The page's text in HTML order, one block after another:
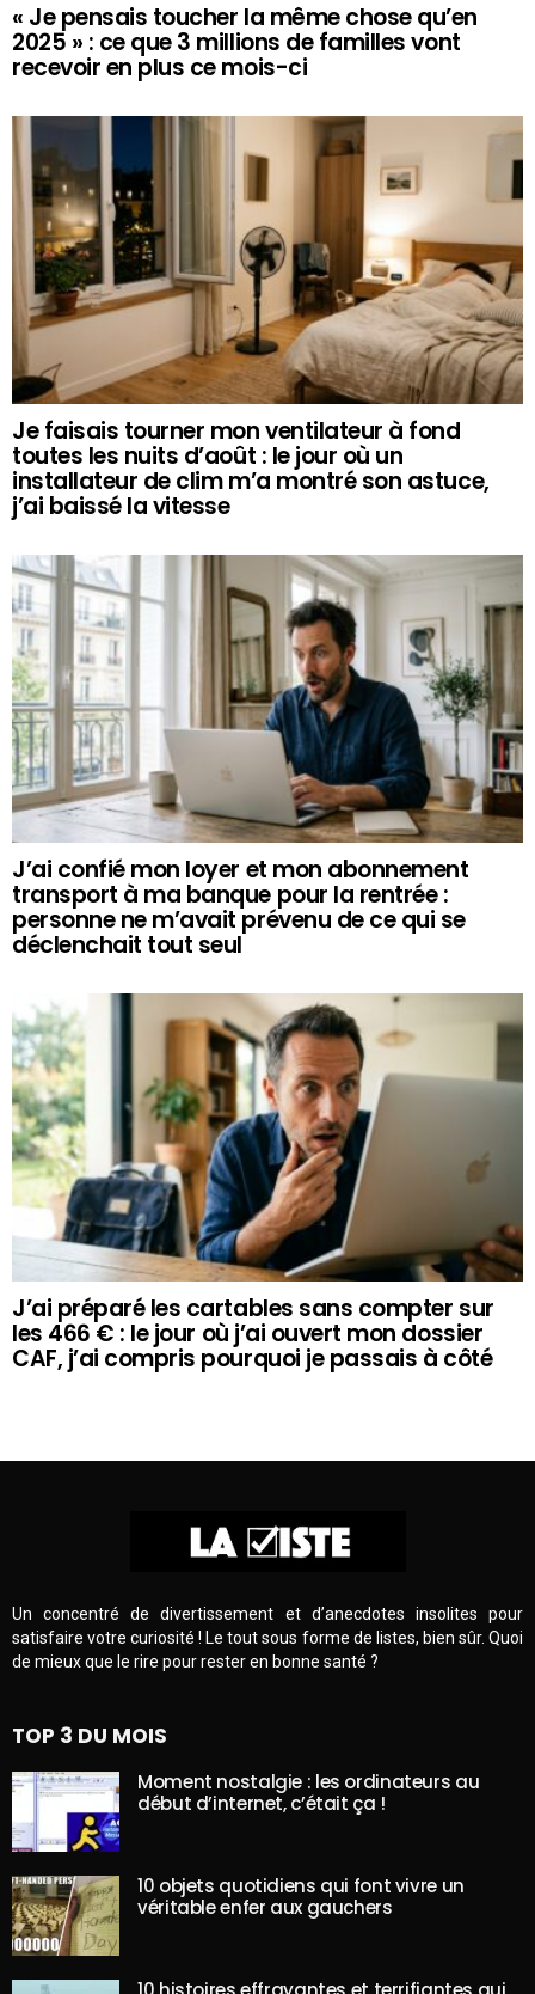
« Je pensais toucher la même chose qu’en
2025 » : ce que 3 millions de familles vont
recevoir en plus ce mois-ci
Je faisais tourner mon ventilateur à fond
toutes les nuits d’août : le jour où un
installateur de clim m’a montré son astuce,
j’ai baissé la vitesse
J’ai confié mon loyer et mon abonnement
transport à ma banque pour la rentrée :
personne ne m’avait prévenu de ce qui se
déclenchait tout seul
J’ai préparé les cartables sans compter sur
les 466 € : le jour où j’ai ouvert mon dossier
CAF, j’ai compris pourquoi je passais à côté
Un concentré de divertissement et d’anecdotes insolites pour
satisfaire votre curiosité ! Le tout sous forme de listes, bien sûr. Quoi
de mieux que le rire pour rester en bonne santé ?
TOP 3 DU MOIS
Moment nostalgie : les ordinateurs au
début d’internet, c’était ça !
10 objets quotidiens qui font vivre un
véritable enfer aux gauchers